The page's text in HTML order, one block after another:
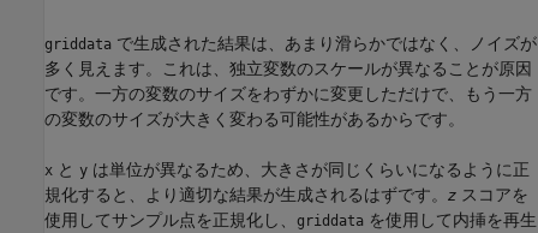
griddata で生成された結果は、あまり滑らかではなく、ノイズが
多く見えます。これは、独立変数のスケールが異なることが原因
です。一方の変数のサイズをわずかに変更しただけで、もう一方
の変数のサイズが大きく変わる可能性があるからです。
x と y は単位が異なるため、大きさが同じくらいになるように正
規化すると、より適切な結果が生成されるはずです。 z スコアを
使用してサンプル点を正規化し、 griddata を使用して内挿を再生